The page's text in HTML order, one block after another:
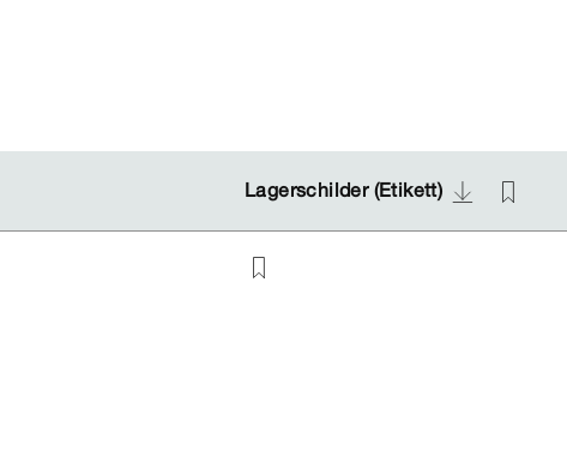
Lagerschilder (Etikett)
Lagerschilder (Etikett)